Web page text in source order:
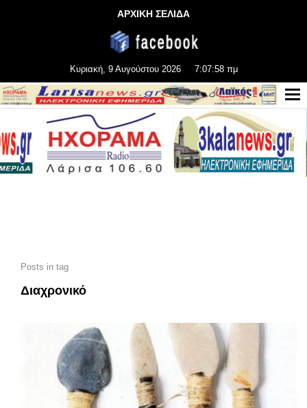
ΑΡΧΙΚΗ ΣΕΛΙΔΑ
Κυριακή, 9 Αυγούστου 2026 7:08:00 πμ
Posts in tag
Διαχρονικό